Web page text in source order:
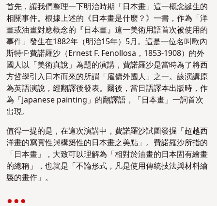
首先，讓我們整理一下明治時期「日本畫」這一概念誕生的
相關事件。根據上述的《日本畫是什麼？》一書，作為「洋
畫或油畫對應概念的『日本畫』這一美術用語首次被使用的
事件」發生在1882年（明治15年）5月。這是一位名叫歐內
斯特·F·費諾羅沙（Ernest F. Fenollosa，1853-1908）的外
國人以「美術真說」為題的演講，費諾羅沙是當時為了將西
方哲學引入日本而來的所謂「雇傭外國人」之一。該演講原
為英語演說，經翻譯後發表。爾後，當日語譯本出版時，作
為「Japanese painting」的翻譯語，「日本畫」一詞首次
出現。
值得一提的是，在這次演講中，費諾羅沙試圖發掘「超越西
洋畫的寫實性與構築性的日本畫之美點」。費諾羅沙所指的
「日本畫」，大致可以理解為「相對於油畫的日本固有繪畫
的總稱」，也就是「不論形式，凡是使用傳統技法與材料繪
製的畫作」。